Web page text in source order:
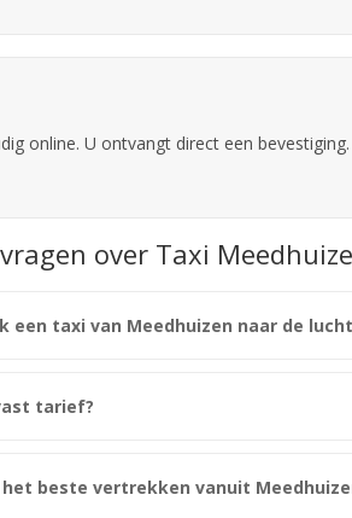
online. U ontvangt direct een bevestiging.
over Taxi
een taxi van Meedhuizen naar de
tarief?
beste vertrekken vanuit